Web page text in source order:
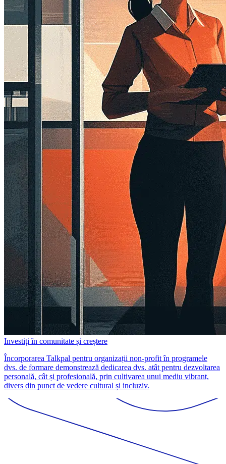
Investiți în comunitate și creștere
Încorporarea Talkpal pentru organizații non-profit în programele
dvs. de formare demonstrează dedicarea dvs. atât pentru dezvoltarea
personală, cât și profesională, prin cultivarea unui mediu vibrant,
divers din punct de vedere cultural și incluziv.